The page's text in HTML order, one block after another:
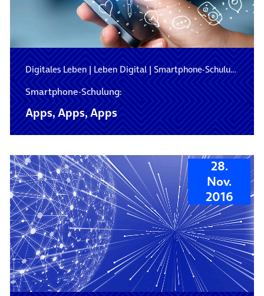
Digitales Leben|Leben Digital|Smartphone-Schulung
Smartphone-Schulung:
Apps, Apps, Apps
28.
Nov.
2016